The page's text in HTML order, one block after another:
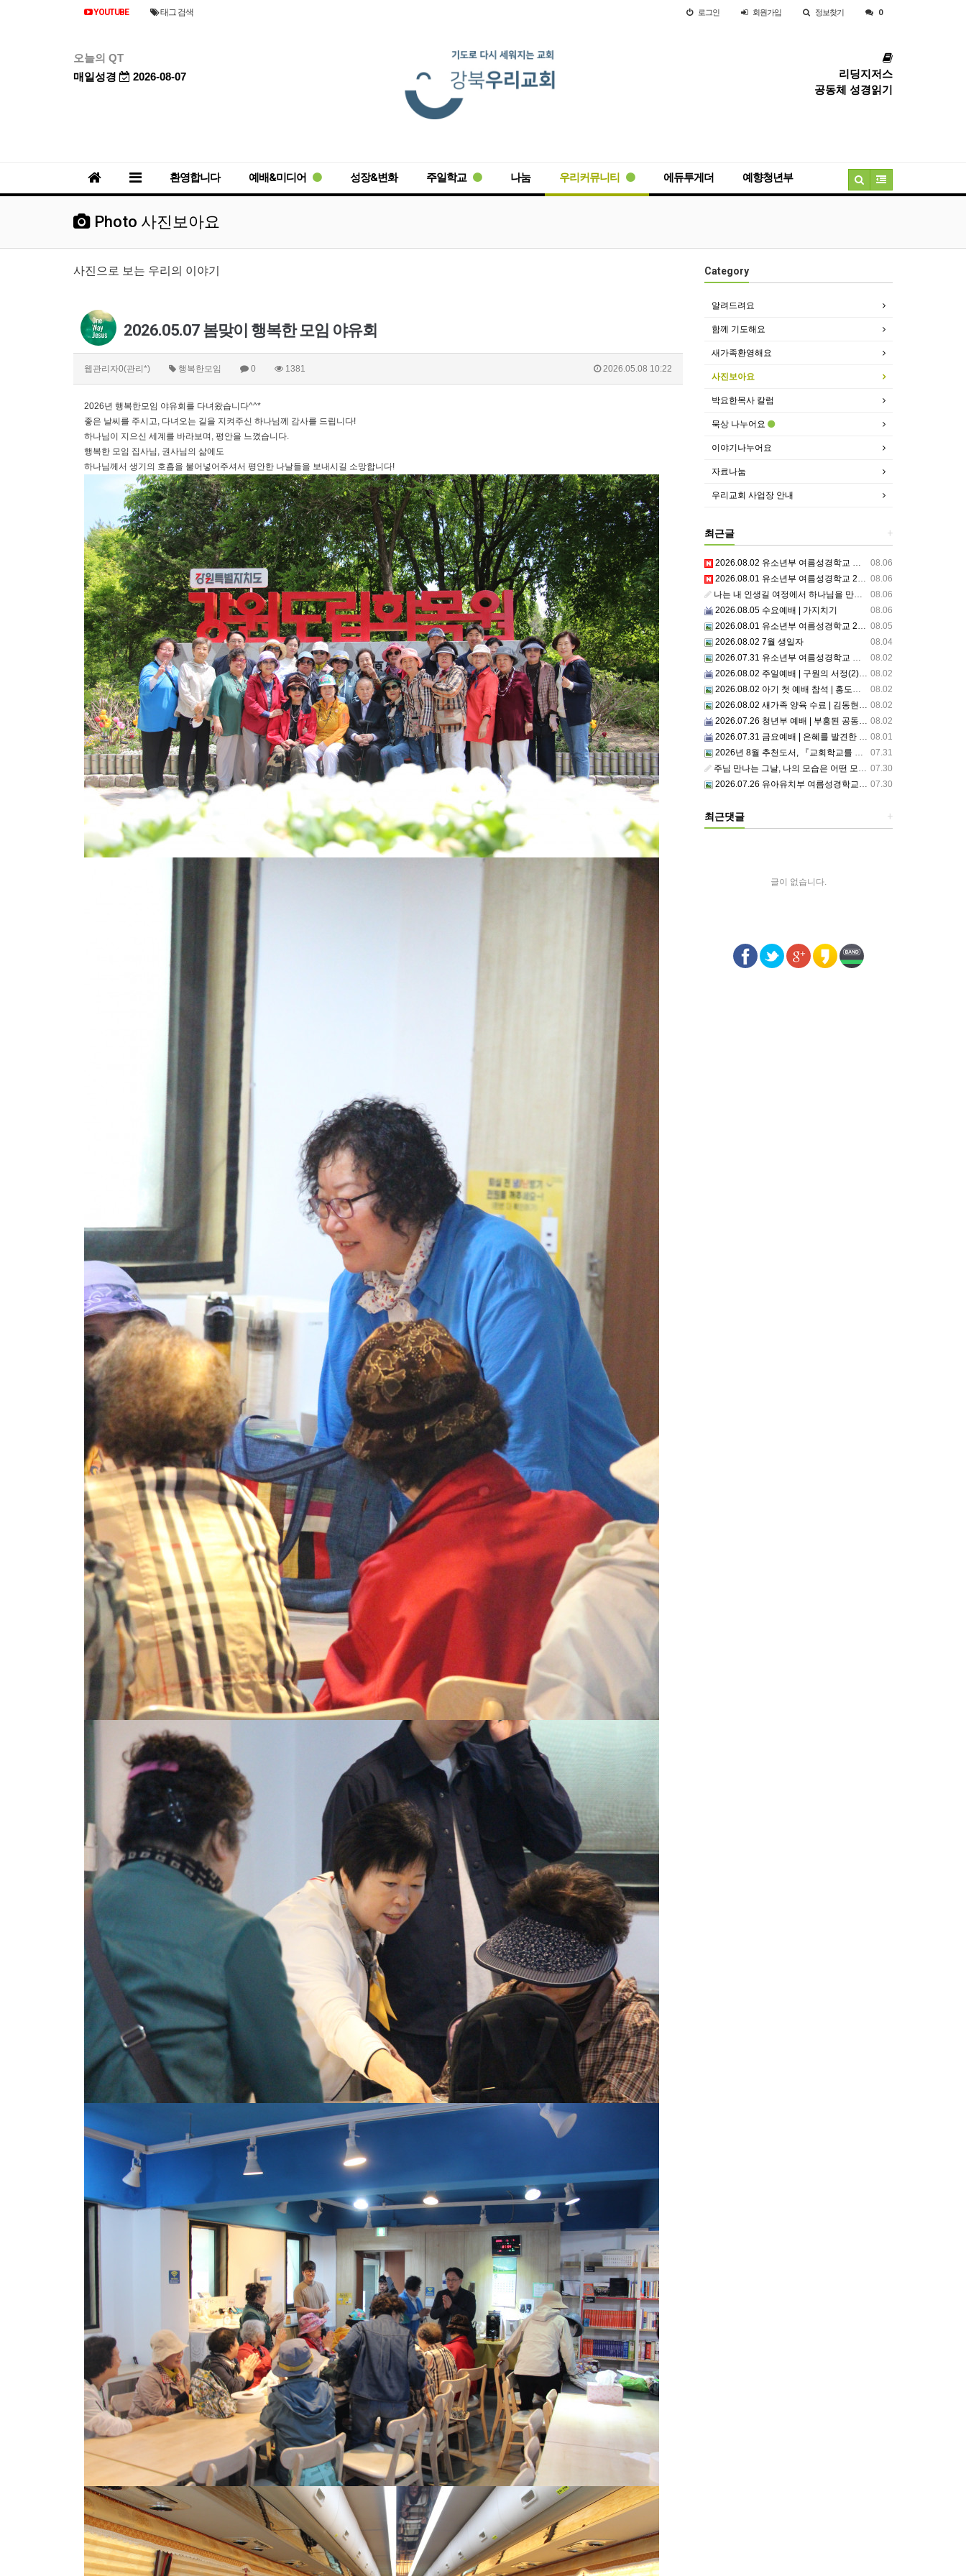
YOUTUBE 태그 검색 로그인 회원가입 정보찾기 0
오늘의 QT
매일성경
2026-08-07
리딩지저스
공동체 성경읽기
환영합니다 예배&미디어 성장&변화 주일학교 나눔 우리커뮤니티 에듀투게더 예향청년부
Photo 사진보아요
사진으로 보는 우리의 이야기
2026.05.07 봄맞이 행복한 모임 야유회
웹관리자0(관리*) 행복한모임 0 1381 2026.05.08 10:22
2026년 행복한모임 야유회를 다녀왔습니다^^*
좋은 날씨를 주시고, 다녀오는 길을 지켜주신 하나님께 감사를 드립니다!
하나님이 지으신 세계를 바라보며, 평안을 느꼈습니다.
행복한 모임 집사님, 권사님의 삶에도
하나님께서 생기의 호흡을 불어넣어주셔서 평안한 나날들을 보내시길 소망합니다!
Category
알려드려요
함께 기도해요
새가족환영해요
사진보아요
박요한목사 칼럼
묵상 나누어요
이야기나누어요
자료나눔
우리교회 사업장 안내
+
최근글
08.06
2026.08.02 유소년부 여름성경학교 셋째날,주일예배
08.06
2026.08.01 유소년부 여름성경학교 2일차 저녁집회 예배 실황
08.06
나는 내 인생길 여정에서 하나님을 만났는가? 그렇다면 나의 삶은 어떠한가? 자신을 돌아 봅니다.
08.06
2026.08.05 수요예배 | 가지치기
08.05
2026.08.01 유소년부 여름성경학교 2일차
08.04
2026.08.02 7월 생일자
08.02
2026.07.31 유소년부 여름성경학교 첫째날
08.02
2026.08.02 주일예배 | 구원의 서정(2)부르심: 거절할 수 없는 은혜의 시작
08.02
2026.08.02 아기 첫 예배 참석 | 홍도영, 홍찬영 아기(홍석진, 임자현 집사 가정)
08.02
2026.08.02 새가족 양육 수료 | 김동현, 박현정 성도
08.02
2026.07.26 청년부 예배 | 부흥된 공동체4: 세상 앞에서1
08.01
2026.07.31 금요예배 | 은혜를 발견한 사람
07.31
2026년 8월 추천도서, 『교회학교를 리셋하라』
07.30
주님 만나는 그날, 나의 모습은 어떤 모습으로 주님 앞에 서게 될까 ??????
07.30
2026.07.26 유아유치부 여름성경학교 2일차
+
최근댓글
글이 없습니다.